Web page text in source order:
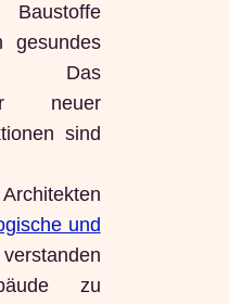
gesundes
Das
neuer
sind
und
zu